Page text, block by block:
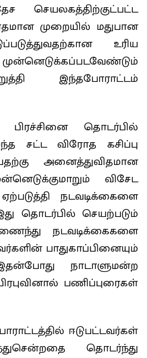
செயலகத்திற்குட்பட்ட
முறையில் மதுபான
உரிய
இந்தபோராட்டம்
பிரச்சினை தொடர்பில்
சட்ட விரோத கசிப்பு
அனைத்துவிதமான
விசேட
நடவடிக்கைளை
தொடர்பில் செயற்படும்
நடவடிக்கைகளை
பாதுகாப்பினையும்
இதன்போது நாடாளுமன்ற
பணிப்புரைகள்
ஈடுபட்டவர்கள்
தொடர்ந்து